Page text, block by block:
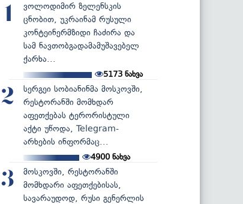
1
ვოლოდიმირ ზელენსკის
ცნობით, უკრაინამ რუსული
კონტეინერმზიდი ჩაძირა და
სამ ნავთობგადამამუშავებელ
ქარხა...
5173 ნახვა
2
სერგეი სობიანინმა მოსკოვში,
რესტორანში მომხდარ
აფეთქებას ტერორისტული
აქტი უწოდა, Telegram-
არხების ინფორმაც...
4900ნახვა
3
მოსკოვში, რესტორანში
მომხდარი აფეთქებისას,
სავარაუდოდ, რუსი გენერლის